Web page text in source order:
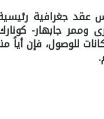
جغرافية
جابهار-
للوصول، فإن أياً